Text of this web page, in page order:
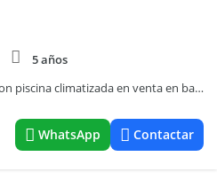
5 años
Moderna casa de 4 ambientes con piscina climatizada en venta en barrio privado Arenas del Sur
WhatsApp Contactar